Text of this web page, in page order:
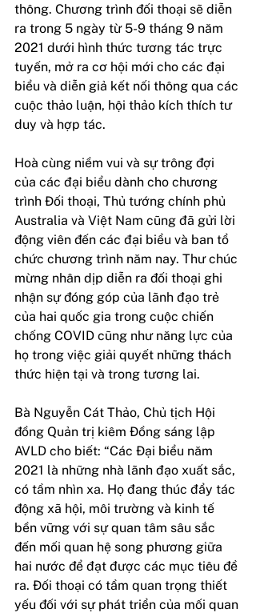
thông. Chương trình đối thoại sẽ diễn
ra trong 5 ngày từ 5-9 tháng 9 năm
2021 dưới hình thức tương tác trực
tuyến, mở ra cơ hội mới cho các đại
biểu và diễn giả kết nối thông qua các
cuộc thảo luận, hội thảo kích thích tư
duy và hợp tác.
Hoà cùng niềm vui và sự trông đợi
của các đại biểu dành cho chương
trình Đối thoại, Thủ tướng chính phủ
Australia và Việt Nam cũng đã gửi lời
động viên đến các đại biểu và ban tổ
chức chương trình năm nay. Thư chúc
mừng nhân dịp diễn ra đối thoại ghi
nhận sự đóng góp của lãnh đạo trẻ
của hai quốc gia trong cuộc chiến
chống COVID cũng như năng lực của
họ trong việc giải quyết những thách
thức hiện tại và trong tương lai.
Bà Nguyễn Cát Thảo, Chủ tịch Hội
đồng Quản trị kiêm Đồng sáng lập
AVLD cho biết: “Các Đại biểu năm
2021 là những nhà lãnh đạo xuất sắc,
có tầm nhìn xa. Họ đang thúc đẩy tác
động xã hội, môi trường và kinh tế
bền vững với sự quan tâm sâu sắc
đến mối quan hệ song phương giữa
hai nước để đạt được các mục tiêu đề
ra. Đối thoại có tầm quan trọng thiết
yếu đối với sự phát triển của mối quan